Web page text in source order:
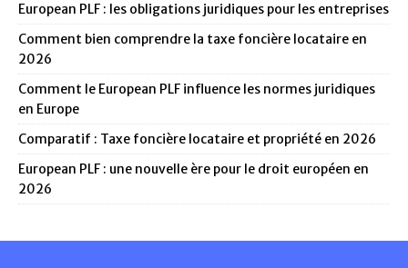
European PLF : les obligations juridiques pour les entreprises
Comment bien comprendre la taxe foncière locataire en
2026
Comment le European PLF influence les normes juridiques
en Europe
Comparatif : Taxe foncière locataire et propriété en 2026
European PLF : une nouvelle ère pour le droit européen en
2026